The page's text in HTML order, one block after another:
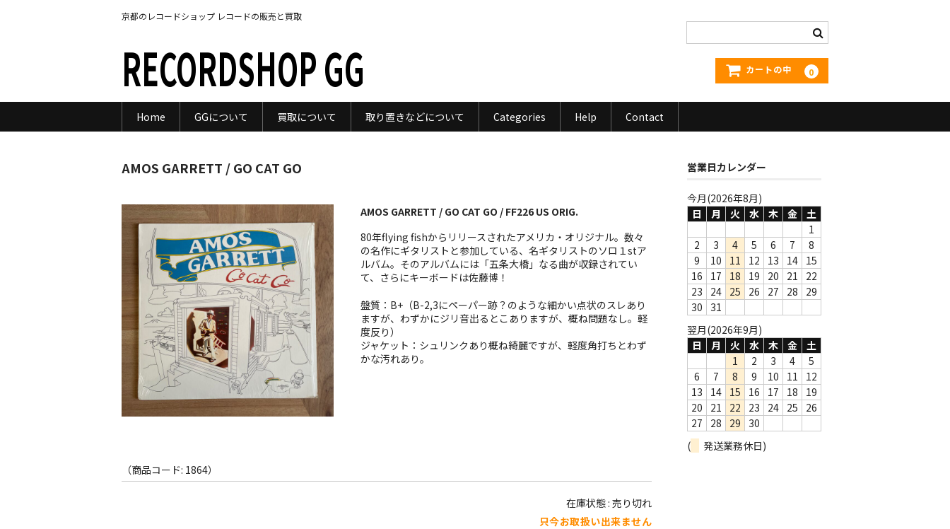
京都のレコードショップ レコードの販売と買取
RECORDSHOP GG カートの中 0
Home GGについて 買取について 取り置きなどについて Categories Help Contact
AMOS GARRETT / GO CAT GO
AMOS GARRETT / GO CAT GO / FF226 US ORIG.
80年flying fishからリリースされたアメリカ・オリジナル。数々
の名作にギタリストと参加している、名ギタリストのソロ１stア
ルバム。そのアルバムには「五条大橋」なる曲が収録されてい
て、さらにキーボードは佐藤博！
盤質：B+（B-2,3にペーパー跡？のような細かい点状のスレあり
ますが、わずかにジリ音出るとこありますが、概ね問題なし。軽
度反り）
ジャケット：シュリンクあり概ね綺麗ですが、軽度角打ちとわず
かな汚れあり。
（商品コード: 1864）
在庫状態 : 売り切れ
只今お取扱い出来ません
営業日カレンダー
今月(2026年8月)
日
月 火 水 木 金
土
1
2
3 4 5 6 7
8
9
10 11 12 13 14 15
16
17 18 19 20 21
22
23
24 25 26 27 28
29
30
31
翌月(2026年9月)
日
月 火 水 木 金
土
1
2 3 4
5
6
7 8 9 10 11
12
13
14 15 16 17 18
19
20
21 22 23 24 25
26
27
28 29
30
(
発送業務休日)